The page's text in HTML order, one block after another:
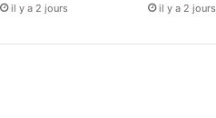
il y a 2 jours il y a 2 jours